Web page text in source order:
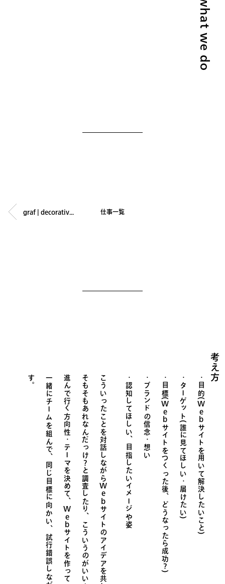
仕事一覧
考え方
目的(
Web
サイトを用いて解決したいこと)
ターゲット(誰に見てほしい・届けたい)
目標(
Web
サイトをつくった後、どうなったら成功
?
)
ブランドの信念・想い
認知してほしい、目指したいイメージや姿
こういったことを対話しながら
Web
そもそもあれなんだっけ？と調査したり、
進んで行く方向性・テーマを決めて、
Web
一緒にチームを組んで、同じ目標に向かい、
す
。